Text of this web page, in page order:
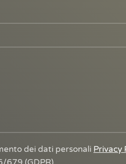
dei dati personali Privacy